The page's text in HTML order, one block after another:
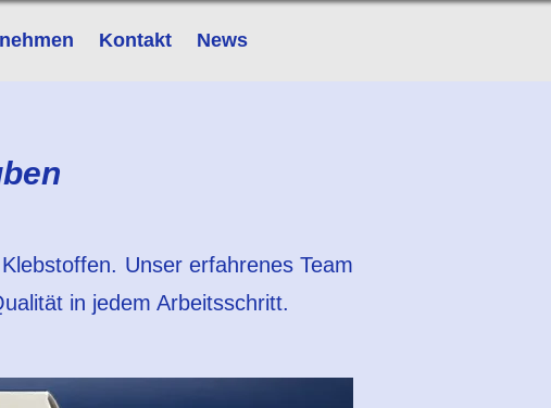
Kontakt News
Unser erfahrenes Team
in jedem Arbeitsschritt.